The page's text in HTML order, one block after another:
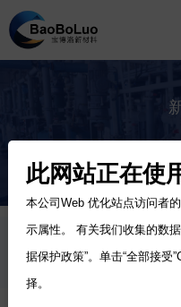
公司新
此网站正在使
本公司Web 优化站点访问者
示属性。 有关我们收集的数
据保护政策”。单击“全部接受
择。